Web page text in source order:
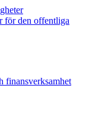
för den offentliga
finansverksamhet